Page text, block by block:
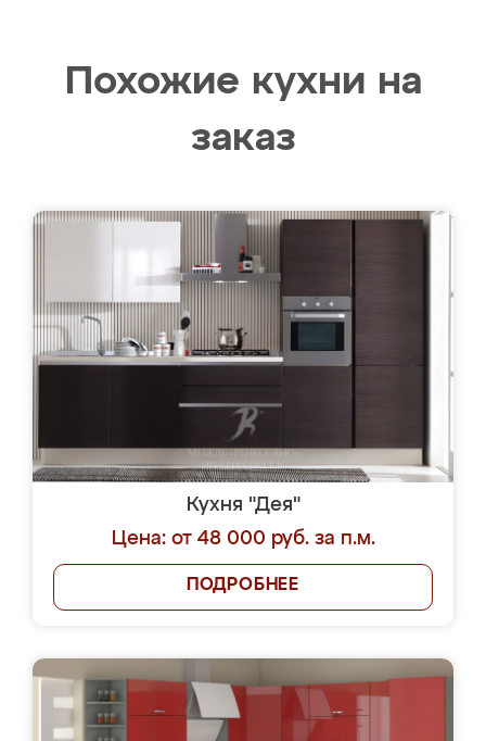
Похожие кухни на
заказ
Кухня "Дея"
Цена: от 48 000 руб. за п.м.
ПОДРОБНЕЕ